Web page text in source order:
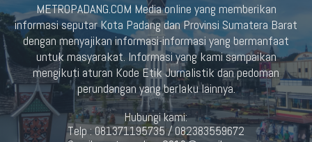
METROPADANG.COM Media online yang memberikan
informasi seputar Kota Padang dan Provinsi Sumatera Barat
dengan menyajikan informasi-informasi yang bermanfaat
untuk masyarakat. Informasi yang kami sampaikan
mengikuti aturan Kode Etik Jurnalistik dan pedoman
perundangan yang berlaku lainnya.
Hubungi kami:
Telp : 081371195735 / 082383559672